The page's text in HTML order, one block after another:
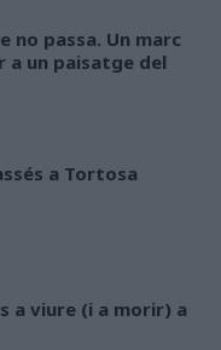
no passa. Un marc
a un paisatge del
a Tortosa
a viure (i a morir) a